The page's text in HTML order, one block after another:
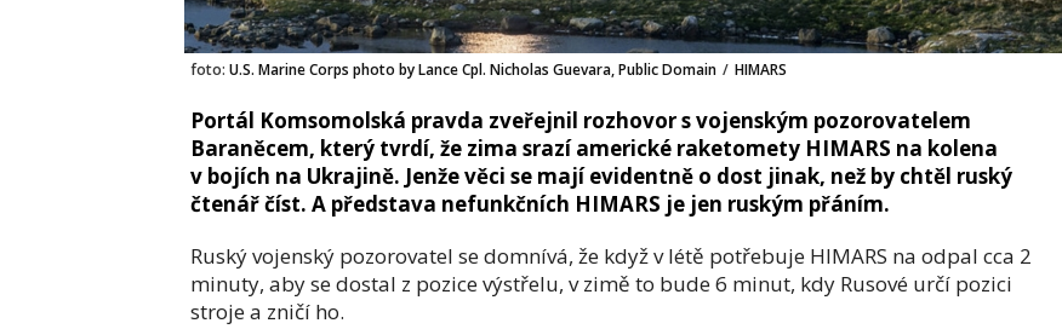
foto: U.S. Marine Corps photo by Lance Cpl. Nicholas Guevara, Public Domain / HIMARS
Portál Komsomolská pravda zveřejnil rozhovor s vojenským pozorovatelem
Baraněcem, který tvrdí, že zima srazí americké raketomety HIMARS na kolena
v bojích na Ukrajině. Jenže věci se mají evidentně o dost jinak, než by chtěl ruský
čtenář číst. A představa nefunkčních HIMARS je jen ruským přáním.
Ruský vojenský pozorovatel se domnívá, že když v létě potřebuje HIMARS na odpal cca 2
minuty, aby se dostal z pozice výstřelu, v zimě to bude 6 minut, kdy Rusové určí pozici
stroje a zničí ho.